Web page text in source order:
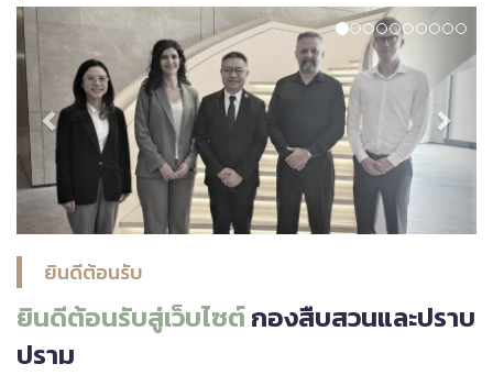
Previous Next
ยินดีต้อนรับ
ยินดีต้อนรับสู่เว็บไซต์กองสืบสวนและปราบ
ปราม